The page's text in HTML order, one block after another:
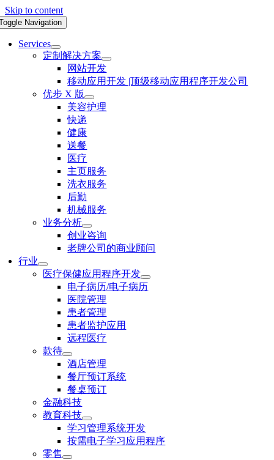
Skip to content
Navigation
Services
定制解决方案
网站开发
移动应用开发 |顶级移动应用程序开发公司
优步 X 版
美容护理
快递
健康
送餐
医疗
主页服务
洗衣服务
后勤
机械服务
业务分析
创业咨询
老牌公司的商业顾问
行业
医疗保健应用程序开发
电子病历/电子病历
医院管理
患者管理
患者监护应用
远程医疗
款待
酒店管理
餐厅预订系统
餐桌预订
金融科技
教育科技
学习管理系统开发
按需电子学习应用程序
零售